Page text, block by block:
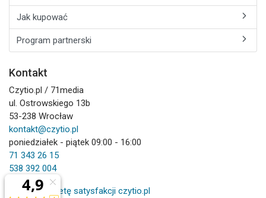
Jak kupować
Program partnerski
Kontakt
Czytio.pl / 71media
ul. Ostrowskiego 13b
53-238 Wrocław
kontakt@czytio.pl
poniedziałek - piątek 09:00 - 16:00
71 343 26 15
538 392 004
Wypełnij ankietę satysfakcji czytio.pl